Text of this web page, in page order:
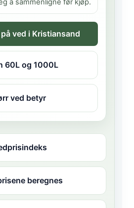
å sammenligne før kjøp.
ved i Kristiansand
60L og 1000L
ved betyr
beregnes